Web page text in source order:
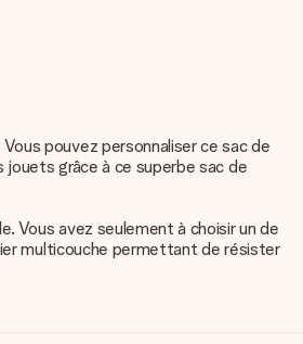
pouvez personnaliser ce sac de
grâce à ce superbe sac de
Vous avez seulement à choisir un de
multicouche permettant de résister